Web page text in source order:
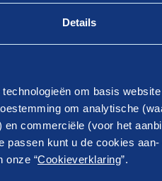
Details
om basis
om analytische
commerciële (voor het
passen kunt u de cookies
onze “Cookieverklaring”.